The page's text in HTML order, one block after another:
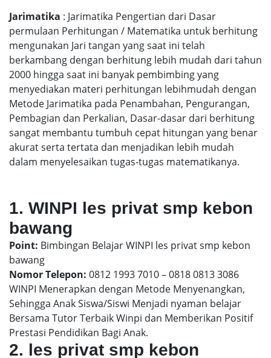
Jarimatika : Jarimatika Pengertian dari Dasar
permulaan Perhitungan / Matematika untuk berhitung
mengunakan Jari tangan yang saat ini telah
berkambang dengan berhitung lebih mudah dari tahun
2000 hingga saat ini banyak pembimbing yang
menyediakan materi perhitungan lebihmudah dengan
Metode Jarimatika pada Penambahan, Pengurangan,
Pembagian dan Perkalian, Dasar-dasar dari berhitung
sangat membantu tumbuh cepat hitungan yang benar
akurat serta tertata dan menjadikan lebih mudah
dalam menyelesaikan tugas-tugas matematikanya.
1. WINPI les privat smp kebon
bawang
Point: Bimbingan Belajar WINPI les privat smp kebon
bawang
Nomor Telepon: 0812 1993 7010 – 0818 0813 3086
WINPI Menerapkan dengan Metode Menyenangkan,
Sehingga Anak Siswa/Siswi Menjadi nyaman belajar
Bersama Tutor Terbaik Winpi dan Memberikan Positif
Prestasi Pendidikan Bagi Anak.
2. les privat smp kebon